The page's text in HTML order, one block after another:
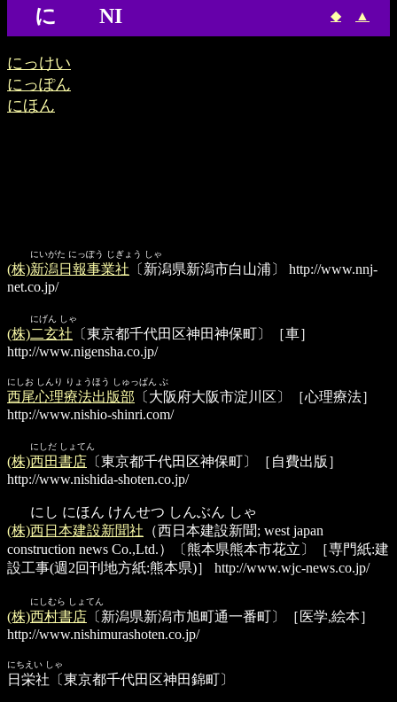
に NI ◆ ▲
にっけい
にっぽん
にほん
にいがた にっぽう じぎょう しゃ
(株)新潟日報事業社 〔新潟県新潟市白山浦〕
http://www.nnj-
net.co.jp/
にげん しゃ
(株)二玄社 〔東京都千代田区神田神保町〕［車］
http://www.nigensha.co.jp/
にしお しんり りょうほう しゅっぱん ぶ
西尾心理療法出版部 〔大阪府大阪市淀川区〕［心理療法］
http://www.nishio-shinri.com/
にしだ しょてん
(株)西田書店 〔東京都千代田区神保町〕［自費出版］
http://www.nishida-shoten.co.jp/
にし にほん けんせつ しんぶん しゃ
(株)西日本建設新聞社 （西日本建設新聞; west japan
construction news Co.,Ltd.）〔熊本県熊本市花立〕［専門紙:建
設工事(週2回刊地方紙:熊本県)］
http://www.wjc-news.co.jp/
にしむら しょてん
(株)西村書店 〔新潟県新潟市旭町通一番町〕［医学,絵本］
http://www.nishimurashoten.co.jp/
にちえい しゃ
日栄社 〔東京都千代田区神田錦町〕